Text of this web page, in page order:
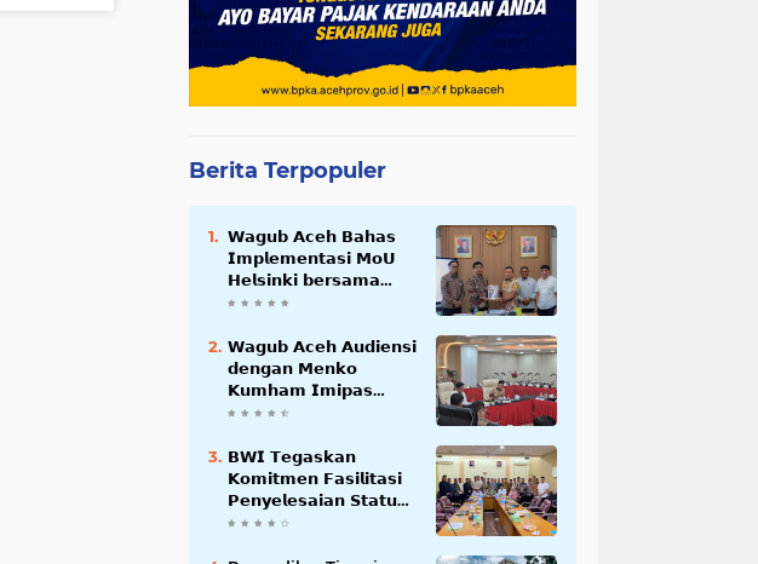
Berita Terpopuler
𝗪𝗮𝗴𝘂𝗯 𝗔𝗰𝗲𝗵 𝗕𝗮𝗵𝗮𝘀
𝗜𝗺𝗽𝗹𝗲𝗺𝗲𝗻𝘁𝗮𝘀𝗶 𝗠𝗼𝗨
𝗛𝗲𝗹𝘀𝗶𝗻𝗸𝗶 𝗯𝗲𝗿𝘀𝗮𝗺𝗮
𝗦𝗲𝗸𝗿𝗲𝘁𝗮𝗿𝗶𝗮𝘁 𝗡𝗲𝗴𝗮𝗿𝗮
𝗪𝗮𝗴𝘂𝗯 𝗔𝗰𝗲𝗵 𝗔𝘂𝗱𝗶𝗲𝗻𝘀𝗶
𝗱𝗲𝗻𝗴𝗮𝗻 𝗠𝗲𝗻𝗸𝗼
𝗞𝘂𝗺𝗵𝗮𝗺 𝗜𝗺𝗶𝗽𝗮𝘀
𝗧𝗲𝗿𝗸𝗮𝗶𝘁 𝗦𝘁𝗮𝘁𝘂𝘀 𝗪𝗮𝗸𝗮𝗳
𝗕𝗪𝗜 𝗧𝗲𝗴𝗮𝘀𝗸𝗮𝗻
𝗞𝗼𝗺𝗶𝘁𝗺𝗲𝗻 𝗙𝗮𝘀𝗶𝗹𝗶𝘁𝗮𝘀𝗶
𝗣𝗲𝗻𝘆𝗲𝗹𝗲𝘀𝗮𝗶𝗮𝗻 𝗦𝘁𝗮𝘁𝘂𝘀
𝗪𝗮𝗸𝗮𝗳 𝗕𝗹𝗮𝗻𝗴 𝗣𝗮𝗱𝗮𝗻𝗴